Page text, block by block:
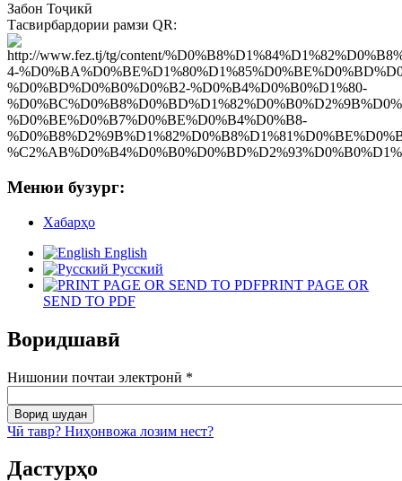
Забон Тоҷикӣ
Тасвирбардории рамзи QR:
Менюи бузург:
Хабарҳо
English
Русский
PRINT PAGE OR
SEND TO PDF
Воридшавӣ
Нишонии почтаи электронӣ *
Чӣ тавр? Ниҳонвожа лозим нест?
Дастурҳо